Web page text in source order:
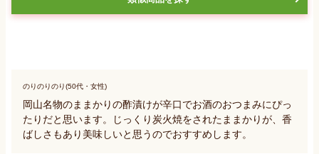
のりのりのり(50代・女性)
岡山名物のままかりの酢漬けが辛口でお酒のおつまみにぴっ
たりだと思います。じっくり炭火焼をされたままかりが、香
ばしさもあり美味しいと思うのでおすすめします。